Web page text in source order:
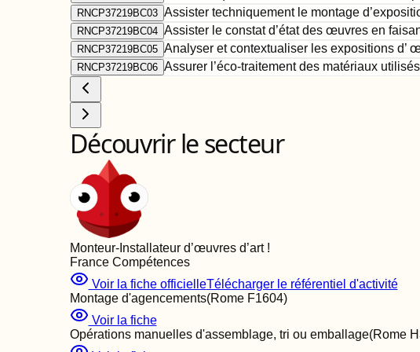
RNCP37219BC03 Assister techniquement le montage
RNCP37219BC04 Assister le constat d’état des œuvres en
RNCP37219BC05 Analyser et contextualiser les expositions d’
RNCP37219BC06 Assurer l’éco-traitement des matériaux
Découvrir le secteur
Monteur-Installateur d’œuvres d’art!
France Compétences
Voir la fiche officielleTélécharger le référentiel d'activité
Montage d'agencements(Rome F1604)
Voir la fiche
Opérations manuelles d'assemblage, tri ou emballage(Rome